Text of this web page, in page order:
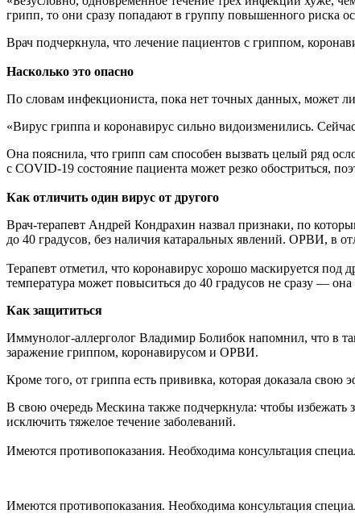
грипп, то они сразу попадают в группу повышенного риска
Врач подчеркнула, что лечение пациентов с гриппом,
Насколько это опасно
По словам инфекциониста, пока нет точных данных, может ли
«Вирус гриппа и коронавирус сильно видоизменились.
Она пояснила, что грипп сам способен вызвать целый ряд
с COVID-19 состояние пациента может резко обостриться,
Как отличить один вирус от другого
Врач-терапевт Андрей Кондрахин назвал признаки, по
до 40 градусов, без наличия катаральных явлений. ОРВИ, в
Терапевт отметил, что коронавирус хорошо маскируется под
температура может повыситься до 40 градусов не сразу —
Как защититься
Иммунолог-аллерголог Владимир Болибок напомнил, что в
заражение гриппом, коронавирусом и ОРВИ.
Кроме того, от гриппа есть прививка, которая доказала
В свою очередь Мескина также подчеркнула: чтобы
исключить тяжелое течение заболеваний.
Имеются противопоказания. Необходима консультация
Имеются противопоказания. Необходима консультация